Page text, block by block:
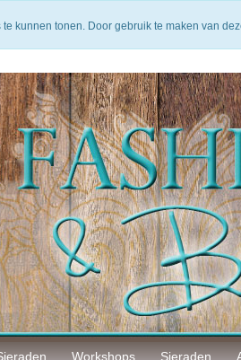
Workshops Sieraden
kunnen tonen. Door gebruik te maken van